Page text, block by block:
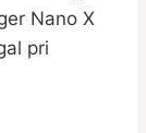
Nano X
pri